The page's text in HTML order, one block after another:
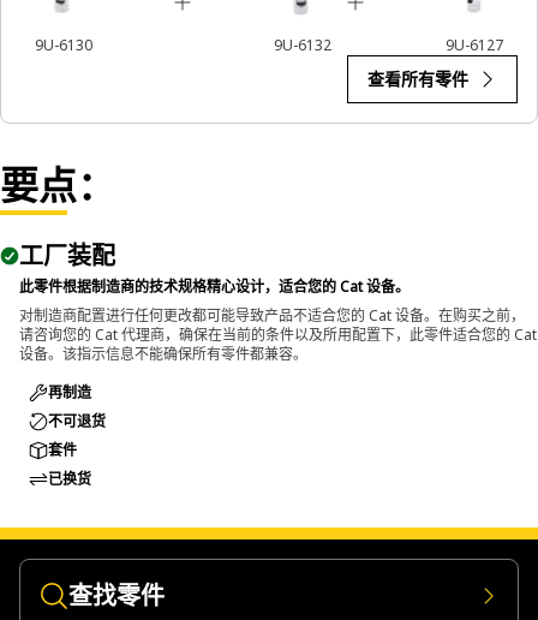
9U-6130 9U-6132 9U-6127
查看所有零件
要点：
工厂装配
此零件根据制造商的技术规格精心设计，适合您的 Cat 设备。
对制造商配置进行任何更改都可能导致产品不适合您的 Cat 设备。在购买之前，
请咨询您的 Cat 代理商，确保在当前的条件以及所用配置下，此零件适合您的 Cat
设备。该指示信息不能确保所有零件都兼容。
再制造
不可退货
套件
已换货
查找零件